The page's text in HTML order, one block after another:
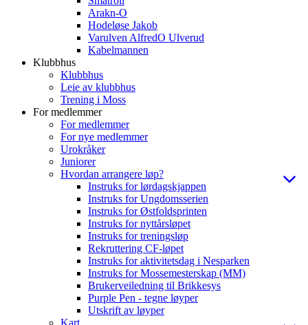
Arakn-O
Hodeløse Jakob
Varulven AlfredO Ulverud
Kabelmannen
Klubbhus
Klubbhus
Leie av klubbhus
Trening i Moss
For medlemmer
For medlemmer
For nye medlemmer
Urokråker
Juniorer
Hvordan arrangere løp?
Instruks for lørdagskjappen
Instruks for Ungdomsserien
Instruks for Østfoldsprinten
Instruks for nyttårsløpet
Instruks for treningsløp
Rekruttering CF-løpet
Instruks for aktivitetsdag i Nesparken
Instruks for Mossemesterskap (MM)
Brukerveiledning til Brikkesys
Purple Pen - tegne løyper
Utskrift av løyper
Kart